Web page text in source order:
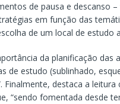
de pausa e descanso –
em função das
de um local de estudo
da planificação das
de estudo (sublinhado,
destaca a leitura
“sendo fomentada desde